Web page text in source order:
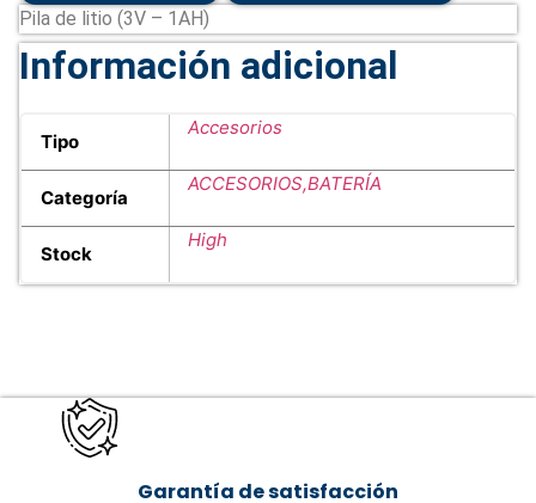
Pila de litio (3V – 1AH)
Información adicional
Tipo
Accesorios
Categoría
ACCESORIOS,BATERÍA
Stock
High
Garantía de satisfacción